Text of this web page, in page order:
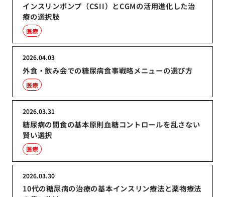
インスリンポンプ（CSII）とCGMの活用進化した治
療の選択肢
医療
外食・飲み会での糖尿病食事戦略メニューの選び方
2026.04.03
医療
糖尿病の間食の基本原則血糖コントロールを乱さない
賢い選択
2026.03.31
医療
10代の糖尿病の治療の基本インスリン療法と薬物療法
2026.03.30